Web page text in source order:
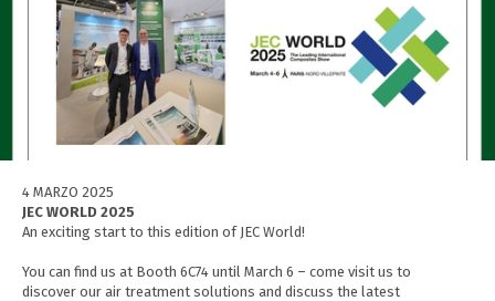
4 MARZO 2025
JEC WORLD 2025
An exciting start to this edition of JEC World!
You can find us at Booth 6C74 until March 6 – come visit us to
discover our air treatment solutions and discuss the latest